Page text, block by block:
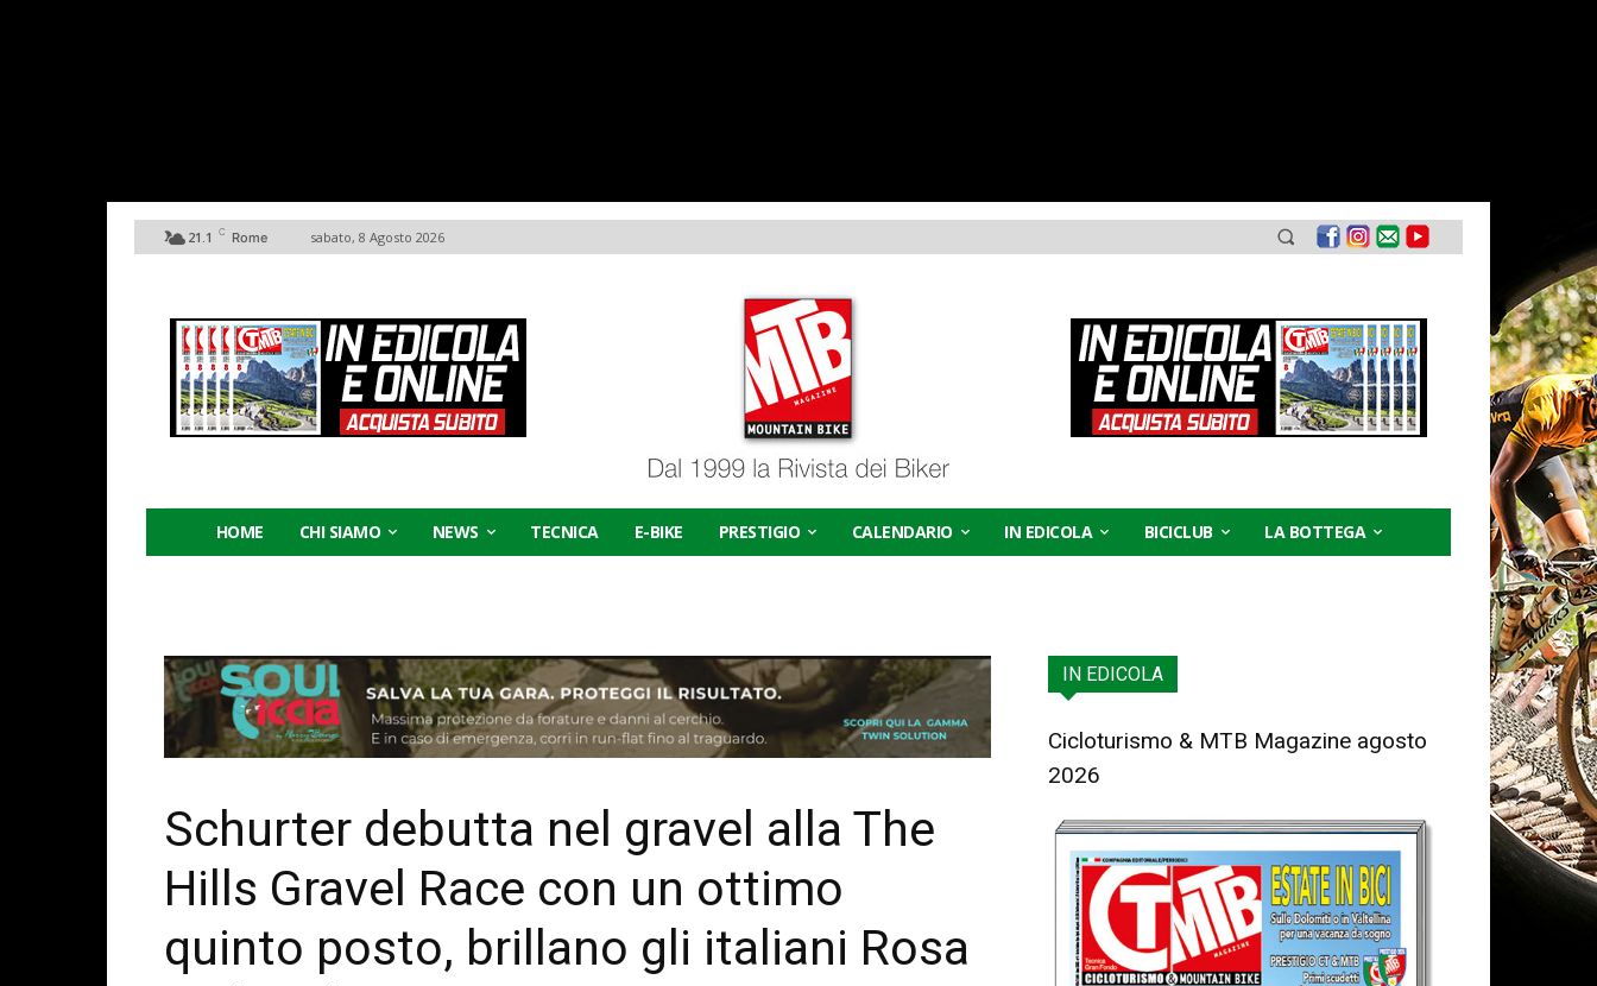
21.1 C Rome sabato, 8 Agosto 2026
HOME CHI SIAMO NEWS TECNICA E-BIKE PRESTIGIO CALENDARIO IN EDICOLA BICICLUB LA BOTTEGA
Schurter debutta nel gravel alla The
Hills Gravel Race con un ottimo
quinto posto, brillano gli italiani Rosa
IN EDICOLA
Cicloturismo & MTB Magazine agosto
2026